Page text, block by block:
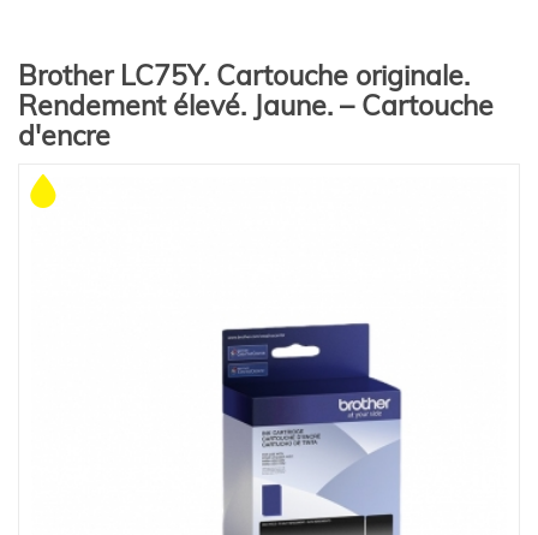
Brother LC75Y. Cartouche originale.
Rendement élevé. Jaune. – Cartouche
d'encre